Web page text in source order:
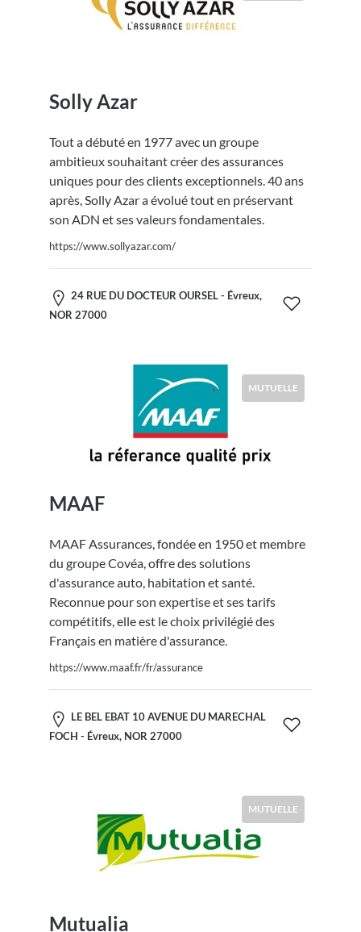
Solly Azar
Tout a débuté en 1977 avec un groupe
ambitieux souhaitant créer des assurances
uniques pour des clients exceptionnels. 40 ans
après, Solly Azar a évolué tout en préservant
son ADN et ses valeurs fondamentales.
https://www.sollyazar.com/
24 RUE DU DOCTEUR OURSEL - Évreux,
NOR 27000
MUTUELLE
MAAF
MAAF Assurances, fondée en 1950 et membre
du groupe Covéa, offre des solutions
d'assurance auto, habitation et santé.
Reconnue pour son expertise et ses tarifs
compétitifs, elle est le choix privilégié des
Français en matière d'assurance.
https://www.maaf.fr/fr/assurance
LE BEL EBAT 10 AVENUE DU MARECHAL
FOCH - Évreux, NOR 27000
MUTUELLE
Mutualia